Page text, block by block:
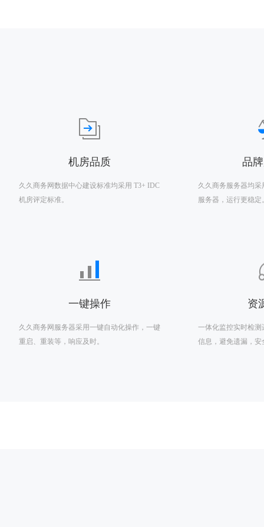
机房品质
久久商务网数据中心建设标准均采用 T3+ IDC
机房评定标准。
品
久久商务服务器均
服务器，运行更稳定
一键操作
久久商务网服务器采用一键自动化操作，一键
重启、重装等，响应及时。
资
一体化监控实时检
信息，避免遗漏，安